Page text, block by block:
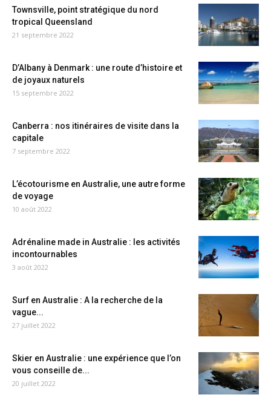
Townsville, point stratégique du nord
tropical Queensland
21 septembre 2022
D’Albany à Denmark : une route d’histoire et
de joyaux naturels
15 septembre 2022
Canberra : nos itinéraires de visite dans la
capitale
7 septembre 2022
L’écotourisme en Australie, une autre forme
de voyage
10 août 2022
Adrénaline made in Australie : les activités
incontournables
3 août 2022
Surf en Australie : A la recherche de la
vague...
27 juillet 2022
Skier en Australie : une expérience que l’on
vous conseille de...
20 juillet 2022